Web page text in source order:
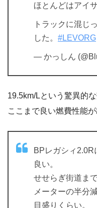
ほとんどはアイ
トラックに混じ
した。 #LEVORG
— かっしん
19.5km/Lという驚異的
ここまで良い燃費性能
BPレガシィ
良い。
せせらぎ街道ま
メーターの半分
目盛りくらい。